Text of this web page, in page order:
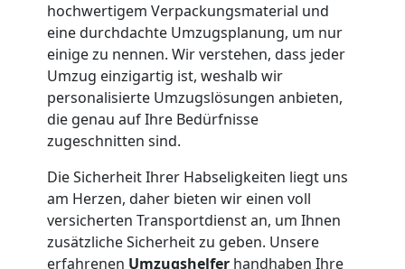
hochwertigem Verpackungsmaterial und
eine durchdachte Umzugsplanung, um nur
einige zu nennen. Wir verstehen, dass jeder
Umzug einzigartig ist, weshalb wir
personalisierte Umzugslösungen anbieten,
die genau auf Ihre Bedürfnisse
zugeschnitten sind.
Die Sicherheit Ihrer Habseligkeiten liegt uns
am Herzen, daher bieten wir einen voll
versicherten Transportdienst an, um Ihnen
zusätzliche Sicherheit zu geben. Unsere
erfahrenen Umzugshelfer handhaben Ihre
Kleintransport
Feldkirch
Möbelmontage
Feldkirch
Möbeltransport